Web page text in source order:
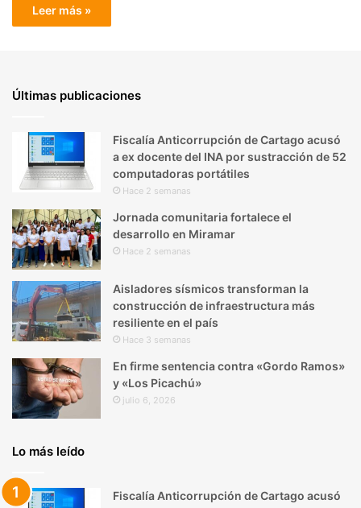
Leer más »
Últimas publicaciones
Fiscalía Anticorrupción de Cartago acusó
a ex docente del INA por sustracción de 52
computadoras portátiles
Hace 2 semanas
Jornada comunitaria fortalece el
desarrollo en Miramar
Hace 2 semanas
Aisladores sísmicos transforman la
construcción de infraestructura más
resiliente en el país
Hace 3 semanas
En firme sentencia contra «Gordo Ramos»
y «Los Picachú»
julio 6, 2026
Lo más leído
Fiscalía Anticorrupción de Cartago acusó